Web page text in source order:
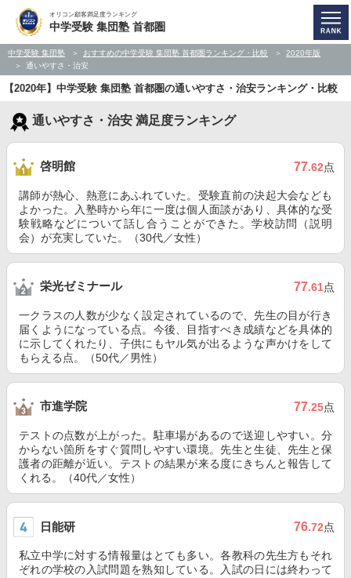
オリコン顧客満足度ランキング
中学受験 集団塾 首都圏
中学受験 集団塾 おすすめの中学受験 集団塾 首都圏ランキング・比較
2020年版
通いやすさ・治安
【2020年】中学受験 集団塾 首都圏の通いやすさ・治安ランキング・比較
通いやすさ・治安 満足度ランキング
啓明館 77.62点
講師が熱心、熱意にあふれていた。受験直前の決起大会なども
よかった。入塾時から年に一度は個人面談があり、具体的な受
験戦略などについて話し合うことができた。学校訪問（説明
会）が充実していた。（30代／女性）
栄光ゼミナール 77.61点
一クラスの人数が少なく設定されているので、先生の目が行き
届くようになっている点。今後、目指すべき成績などを具体的
に示してくれたり、子供にもヤル気が出るような声かけをして
もらえる点。（50代／男性）
市進学院 77.25点
テストの点数が上がった。駐車場があるので送迎しやすい。分
からない箇所をすぐ質問しやすい環境。先生と生徒、先生と保
護者の距離が近い。テストの結果が来る度にきちんと報告して
くれる。（40代／女性）
日能研 76.72点
私立中学に対する情報量はとても多い。各教科の先生方もそれ
ぞれの学校の入試問題を熟知している。入試の日には終わって